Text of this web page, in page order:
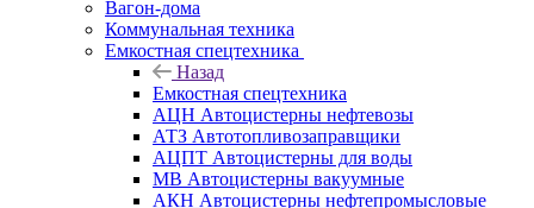
Вагон-дома
Коммунальная техника
Емкостная спецтехника
Назад
Емкостная спецтехника
АЦН Автоцистерны нефтевозы
АТЗ Автотопливозаправщики
АЦПТ Автоцистерны для воды
МВ Автоцистерны вакуумные
АКН Автоцистерны нефтепромысловые